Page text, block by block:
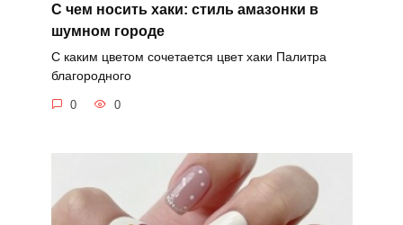
С чем носить хаки: стиль амазонки в
шумном городе
С каким цветом сочетается цвет хаки Палитра
благородного
0 0